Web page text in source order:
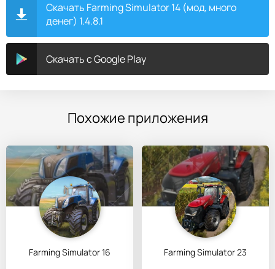
Скачать Farming Simulator 14 (мод, много
денег) 1.4.8.1
Скачать с Google Play
Похожие приложения
Farming Simulator 16 Farming Simulator 23